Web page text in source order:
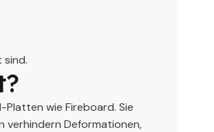
sind.
wie Fireboard. Sie
verhindern Deformationen,